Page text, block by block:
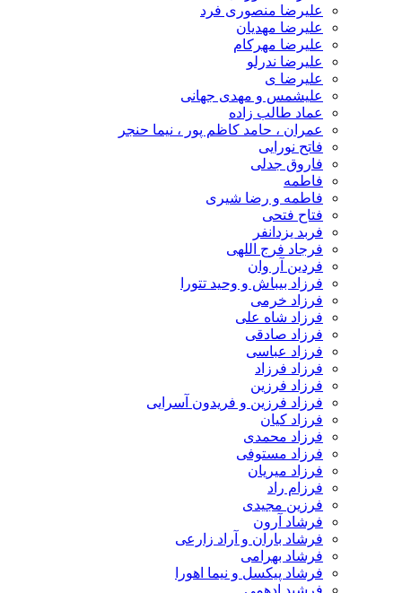
علیرضا منصوری فرد
علیرضا مهدیان
علیرضا مهرکام
علیرضا ندرلو
علیرضا ی
علیشمس و مهدی جهانی
عماد طالب زاده
عمران ، حامد کاظم پور ، نیما حنجر
فاتح نورایی
فاروق جدلی
فاطمه
فاطمه و رضا شیری
فتاح فتحی
فربد یزدانفر
فرجاد فرج اللهی
فردین آر وان
فرزاد بیباش و وحید تتورا
فرزاد خرمی
فرزاد شاه علی
فرزاد صادقی
فرزاد عباسی
فرزاد فرزاد
فرزاد فرزین
فرزاد فرزین و فریدون آسرایی
فرزاد کیان
فرزاد محمدی
فرزاد مستوفی
فرزاد میریان
فرزام راد
فرزین مجیدی
فرشاد آرون
فرشاد باران و آراد زارعی
فرشاد بهرامی
فرشاد پیکسل و نیما اهورا